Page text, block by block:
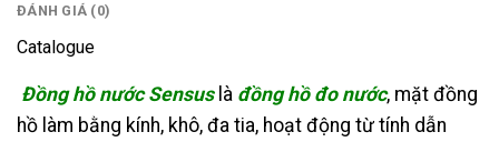
ĐÁNH GIÁ (0)
Catalogue
Đồng hồ nước Sensuslà đồng hồ đo nước, mặt đồng
hồ làm bằng kính, khô, đa tia, hoạt động từ tính dẫn